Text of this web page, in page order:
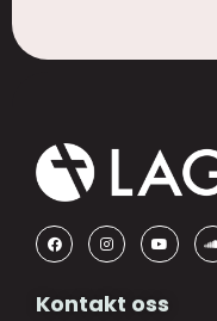
Kontakt oss